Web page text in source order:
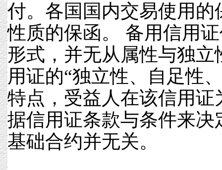
付。各国国内交易使用的
性质的保函。 备用信用
形式，并无从属性与独
用证的“独立性、自足性
特点，受益人在该信用证
据信用证条款与条件来决
基础合约并无关。